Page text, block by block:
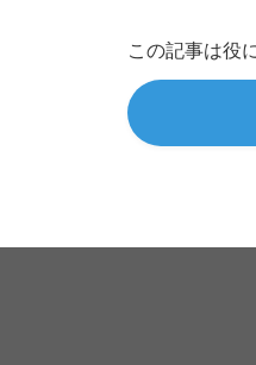
この記事は役